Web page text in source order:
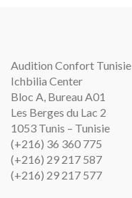
Audition Confort Tunisie
Ichbilia Center
Bloc A, Bureau A01
Les Berges du Lac 2
1053 Tunis – Tunisie
(+216) 36 360 775
(+216) 29 217 587
(+216) 29 217 577